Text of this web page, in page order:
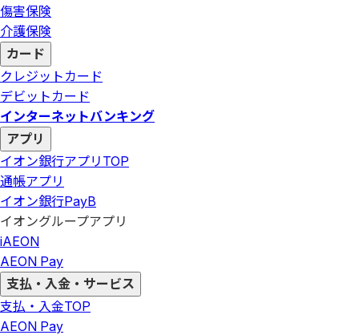
傷害保険
介護保険
カード
クレジットカード
デビットカード
インターネットバンキング
アプリ
イオン銀行アプリ TOP
通帳アプリ
イオン銀行PayB
イオングループアプリ
iAEON
AEON Pay
支払・入金・サービス
支払・入金TOP
AEON Pay